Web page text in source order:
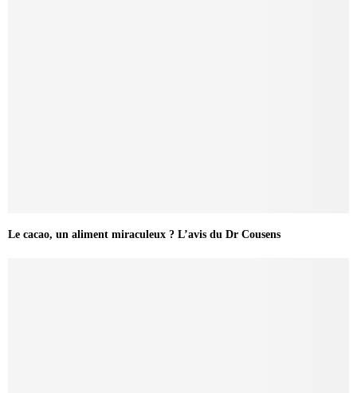
Le cacao, un aliment miraculeux ? L’avis du Dr Cousens